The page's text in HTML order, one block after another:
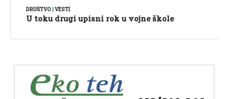
DRUŠTVO VESTI
U toku drugi upisni rok u vojne škole